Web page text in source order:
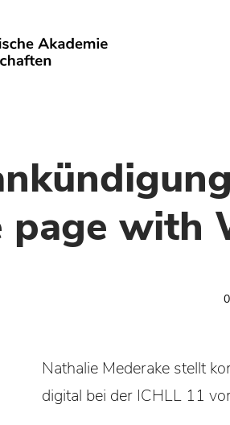
page with
Nathalie Mederake stellt
digital bei der ICHLL 11